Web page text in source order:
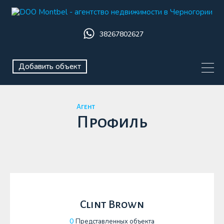
38267802627
Добавить объект
Агент
Профиль
Clint Brown
0 Представленных объекта